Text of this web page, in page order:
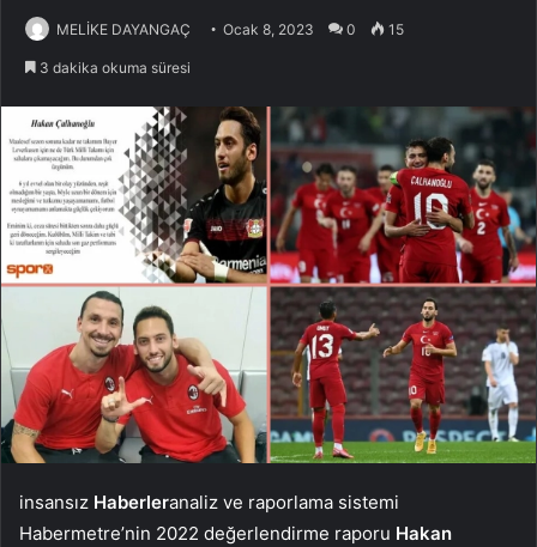
MELİKE DAYANGAÇ Ocak 8, 2023 0 15
3 dakika okuma süresi
insansız Haberleranaliz ve raporlama sistemi
Habermetre’nin 2022 değerlendirme raporu Hakan